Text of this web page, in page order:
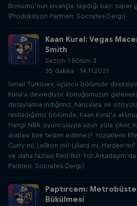
Bonomo’nun kıvançla taşıdığı bazı
(Prodüksiyon Partneri: Socrates Dergi)
Kaan Kural: Vegas
Smith
Sezon 1 Bölüm 3
35 dakika · 14.11.2021
İsmail Türküsev, üçüncü bölümde
Kural'a devrediyor. Konuğumuzun
detaylarına indiğimiz, hancılara ve
rastladığımız bölümde, Kaan Kural’a
Hangi NBA oyuncusuyla uzun yola çıkılır,
arabası bile teslim edilmez? Yüzüklerin
Curry mi, LeBron mı? Lillard mı, Harden
ve daha fazlası Red Bull Yol
Partneri: Socrates Dergi)
Paptırcem:
Bükülmesi